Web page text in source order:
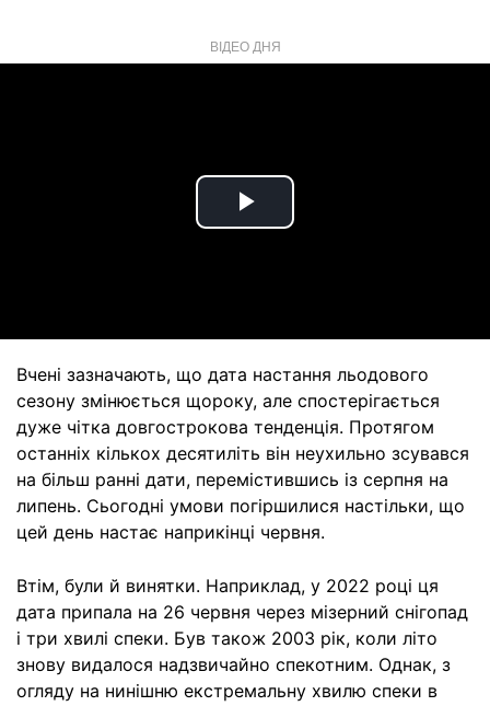
ВІДЕО ДНЯ
Play
Вчені зазначають, що дата настання льодового
сезону змінюється щороку, але спостерігається
дуже чітка довгострокова тенденція. Протягом
останніх кількох десятиліть він неухильно зсувався
на більш ранні дати, перемістившись із серпня на
липень. Сьогодні умови погіршилися настільки, що
цей день настає наприкінці червня.
Втім, були й винятки. Наприклад, у 2022 році ця
дата припала на 26 червня через мізерний снігопад
і три хвилі спеки. Був також 2003 рік, коли літо
знову видалося надзвичайно спекотним. Однак, з
огляду на нинішню екстремальну хвилю спеки в